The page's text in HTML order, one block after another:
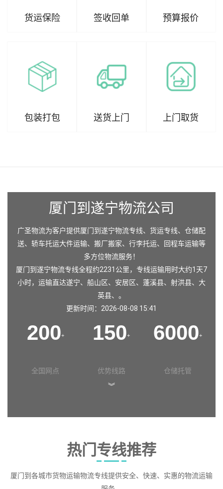
货运保险 签收回单 预算报价
包装打包 送货上门 上门取货
厦门到遂宁物流公司
广圣物流为客户提供厦门到遂宁物流专线、货运专线、仓储配
送、轿车托运大件运输、搬厂搬家、行李托运、回程车运输等
多方位物流服务！
厦门到遂宁物流专线全程约2231公里，专线运输用时大约1天7
小时，运输直达遂宁、 船山区、 安居区、 蓬溪县、 射洪县、 大
英县、。
更新时间：2026-08-08 15:41
200+
全国网点
150+
优势线路
6000+
仓储托管
︾
热门专线推荐
厦门到各城市货物运输物流专线提供安全、快速、实惠的物流运输